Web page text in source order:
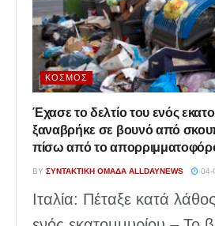
ΚΌΣΜΟΣ
Έχασε το δελτίο του ενός
ξαναβρήκε σε βουνό από
πίσω από το
BY ΣΥΝΤΑΚΤΙΚΉ ΟΜΆΔΑ ALLDAYNEWS 04-
Ιταλία: Πέταξε κατά